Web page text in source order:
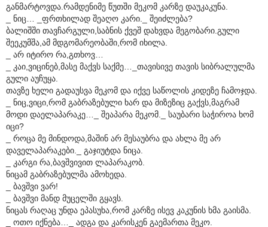
განმარტოვდა.რამდენიმე წუთში მეკომ კარზე დაუკაკუნა.
_ ნიც… _ფრთხილად შეაღო კარი._ შეიძლება?
ბალიშში თავჩარგული,საბნის ქვეშ დახვდა მეგობარი.გული
შეეკუმშა,ამ მდგომარეობაში,რომ იხილა.
_ არ იტირო რა,გთხოვ…
_ კაი,ვიცინებ,მასე მაქვს საქმე…_თავისივე თავის სიბრალულმა
გული აუჩუყა.
თავზე ხელი გადაუსვა მეკომ და იქვე საწოლის კიდეზე ჩამოჯდა.
_ ნიც,ვიცი,რომ გაბრაზებული ხარ და მიზეზიც გაქვს,მაგრამ
მოდი დაელაპარაკე…_ შეაპარა მეკომ._ საუბარი საჭიროა ხომ
იცი?
_ როცა მე მინდოდა,მაშინ არ მესაუბრა და ახლა მე არ
დაველაპარაკები._ გაჯიუტდა ნიცა.
_ კარგი რა,ბავშვივით ლაპარაკობ.
ნიცამ გაბრაზებულმა ამოხედა.
_ ბავშვი ვარ!
_ ბავშვი მანდ მუცელში გყავს.
ნიცას რაღაც უნდა ეპასუხა,რომ კარზე ისევ კაკუნის ხმა გაისმა.
_ ოთო იქნება…_ ადგა და კარისკენ გაემართა მეკო.